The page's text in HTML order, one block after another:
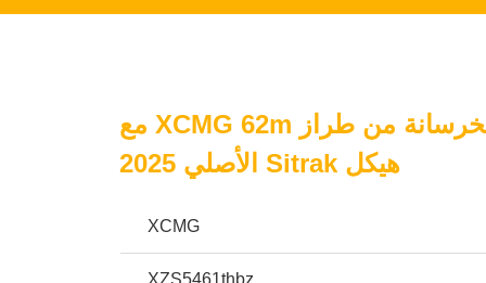
شاحنة ضخ الخرسانة من طراز XCMG 62m مع
هيكل Sitrak الأصلي 2025
XCMG
XZS5461thbz